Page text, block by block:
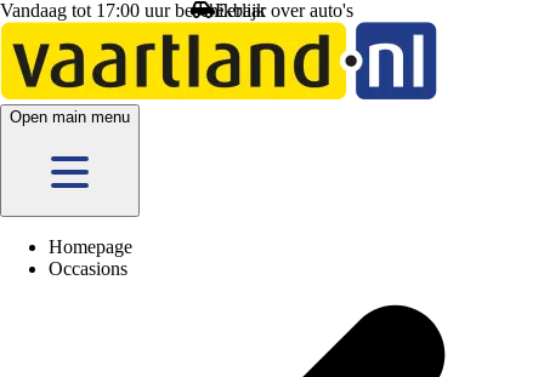
Vandaag tot 17:00 uur beschikbaar
Open main menu
Homepage
Occasions